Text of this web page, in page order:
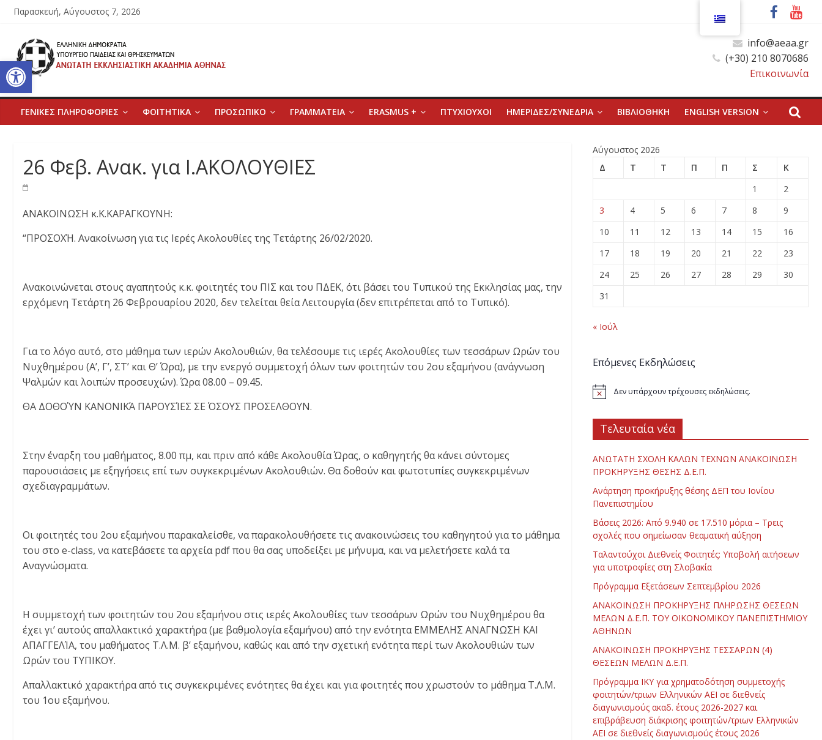
Ανοίξτε τη γραμμή εργαλείων
Μετάβαση
περιεχόμενο
Παρασκευή, Αύγουστος 7, 2026
Ανώτατη
Εκκλησιαστική
Ακαδημία
Αθηνών
Ανώτατη
Εκκλησιαστική
Αθηνών
info@aeaa.gr
(+30) 210 8070686
Επικοινωνία
ΓΕΝΙΚΕΣ ΠΛΗΡΟΦΟΡΙΕΣ ΦΟΙΤΗΤΙΚΑ ΠΡΟΣΩΠΙΚΟ ΓΡΑΜΜΑΤΕΙΑ ERASMUS + ΠΤΥΧΙΟΥΧΟΙ ΗΜΕΡΙΔΕΣ/ΣΥΝΕΔΡΙΑ ΒΙΒΛΙΟΘΗΚΗ ENGLISH VERSION
26 Φεβ. Ανακ. για Ι.ΑΚΟΛΟΥΘΙΕΣ
ΑΝΑΚΟΙΝΩΣΗ κ.Κ.ΚΑΡΑΓΚΟΥΝΗ:
“ΠΡΟΣΟΧΉ. Ανακοίνωση για τις Ιερές Ακολουθίες της Τετάρτης 26/02/2020.
Ανακοινώνεται στους αγαπητούς κ.κ. φοιτητές του ΠΙΣ και του ΠΔΕΚ, ότι βάσει του Τυπικού της Εκκλησίας μας, την
ερχόμενη Τετάρτη 26 Φεβρουαρίου 2020, δεν τελείται θεία Λειτουργία (δεν επιτρέπεται από το Τυπικό).
Για το λόγο αυτό, στο μάθημα των ιερών Ακολουθιών, θα τελέσουμε τις ιερές Ακολουθίες των τεσσάρων Ωρών του
Νυχθημέρου (Α’, Γ’, ΣΤ’ και Θ’ Ώρα), με την ενεργό συμμετοχή όλων των φοιτητών του 2ου εξαμήνου (ανάγνωση
Ψαλμών και λοιπών προσευχών). Ώρα 08.00 – 09.45.
ΘΑ ΔΟΘΟΎΝ ΚΑΝΟΝΙΚΆ ΠΑΡΟΥΣΊΕΣ ΣΕ ΌΣΟΥΣ ΠΡΟΣΕΛΘΟΥΝ.
Στην έναρξη του μαθήματος, 8.00 πμ, και πριν από κάθε Ακολουθία Ώρας, ο καθηγητής θα κάνει σύντομες
παρουσιάσεις με εξηγήσεις επί των συγκεκριμένων Ακολουθιών. Θα δοθούν και φωτοτυπίες συγκεκριμένων
σχεδιαγραμμάτων.
Οι φοιτητές του 2ου εξαμήνου παρακαλείσθε, να παρακολουθήσετε τις ανακοινώσεις του καθηγητού για το μάθημα
του στο e-class, να κατεβάσετε τα αρχεία pdf που θα σας υποδείξει με μήνυμα, και να μελετήσετε καλά τα
Αναγνώσματα.
Η συμμετοχή των φοιτητών του 2ου εξαμήνου στις ιερές Ακολουθίες των τεσσάρων Ωρών του Νυχθημέρου θα
έχει γι’ αυτούς απαλλακτικό χαρακτήρα (με βαθμολογία εξαμήνου) από την ενότητα ΕΜΜΕΛΗΣ ΑΝΑΓΝΩΣΗ ΚΑΙ
ΑΠΑΓΓΕΛΊΑ, του μαθήματος Τ.Λ.Μ. β’ εξαμήνου, καθώς και από την σχετική ενότητα περί των Ακολουθιών των
Ωρών του ΤΥΠΙΚΟΥ.
Απαλλακτικό χαρακτήρα από τις συγκεκριμένες ενότητες θα έχει και για φοιτητές που χρωστούν το μάθημα Τ.Λ.Μ.
του 1ου εξαμήνου.
Αύγουστος 2026
Δ
Τ Τ Π Π Σ
Κ
1
2
3
4 5 6 7 8
9
10
11 12 13 14 15
16
17
18 19 20 21 22
23
24
25 26 27 28 29
30
31
« Ιούλ
Επόμενες Εκδηλώσεις
Δεν υπάρχουν τρέχουσες εκδηλώσεις.
Τελευταία νέα
ΑΝΩΤΑΤΗ ΣΧΟΛΗ ΚΑΛΩΝ ΤΕΧΝΩΝ ΑΝΑΚΟΙΝΩΣΗ
ΠΡΟΚΗΡΥΞΗΣ ΘΕΣΗΣ Δ.Ε.Π.
Ανάρτηση προκήρυξης θέσης ΔΕΠ του Ιονίου
Πανεπιστημίου
Βάσεις 2026: Από 9.940 σε 17.510 μόρια – Τρεις
σχολές που σημείωσαν θεαματική αύξηση
Ταλαντούχοι Διεθνείς Φοιτητές: Υποβολή αιτήσεων
για υποτροφίες στη Σλοβακία
Πρόγραμμα Εξετάσεων Σεπτεμβρίου 2026
ΑΝΑΚΟΙΝΩΣΗ ΠΡΟΚΗΡΥΞΗΣ ΠΛΗΡΩΣΗΣ ΘΕΣΕΩΝ
ΜΕΛΩΝ Δ.Ε.Π. ΤΟΥ ΟΙΚΟΝΟΜΙΚΟΥ ΠΑΝΕΠΙΣΤΗΜΙΟΥ
ΑΘΗΝΩΝ
ΑΝΑΚΟΙΝΩΣΗ ΠΡΟΚΗΡΥΞΗΣ ΤΕΣΣΑΡΩΝ (4)
ΘΕΣΕΩΝ ΜΕΛΩΝ Δ.Ε.Π.
Πρόγραμμα ΙΚΥ για χρηματοδότηση συμμετοχής
φοιτητών/τριων Ελληνικών ΑΕΙ σε διεθνείς
διαγωνισμούς ακαδ. έτους 2026-2027 και
επιβράβευση διάκρισης φοιτητών/τριων Ελληνικών
ΑΕΙ σε διεθνείς διαγωνισμούς έτους 2026